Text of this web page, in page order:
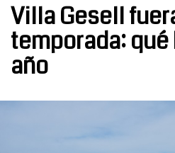
Villa Gesell
temporada:
año